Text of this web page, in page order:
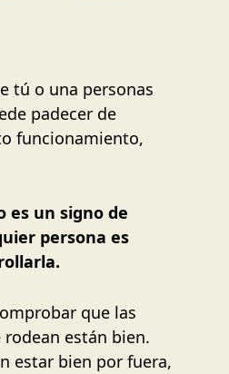
tú o una personas
padecer de
funcionamiento,
es un signo de
persona es
que las
están bien.
estar bien por fuera,